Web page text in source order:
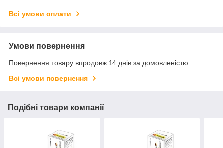
Всі умови оплати
Умови повернення
Повернення товару впродовж 14 днів за домовленістю
Всі умови повернення
Подібні товари компанії